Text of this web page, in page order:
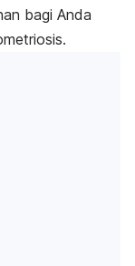
bagi Anda